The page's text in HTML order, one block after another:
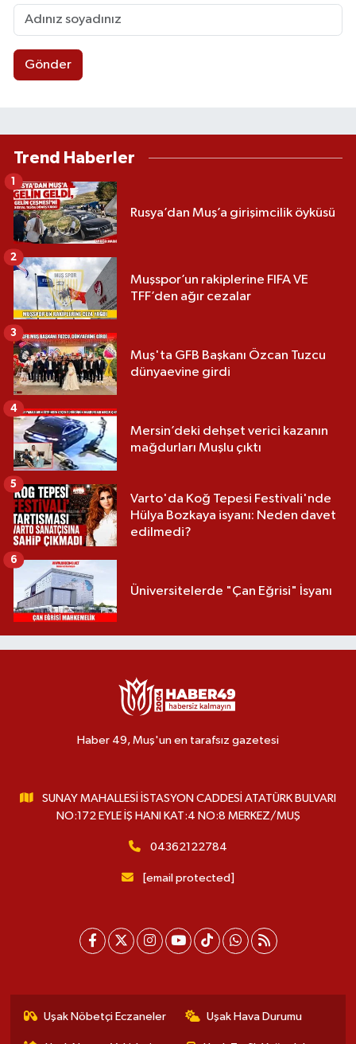
Gönder
Trend Haberler
Rusya’dan Muş’a girişimcilik öyküsü
1
Muşspor’un rakiplerine FIFA VE
TFF’den ağır cezalar
2
Muş'ta GFB Başkanı Özcan Tuzcu
dünyaevine girdi
3
Mersin’deki dehşet verici kazanın
mağdurları Muşlu çıktı
4
Varto'da Koğ Tepesi Festivali'nde
Hülya Bozkaya isyanı: Neden davet
edilmedi?
5
Üniversitelerde "Çan Eğrisi" İsyanı
6
Haber 49, Muş'un en tarafsız gazetesi
SUNAY MAHALLESİ İSTASYON CADDESİ ATATÜRK BULVARI
NO:172 EYLE İŞ HANI KAT:4 NO:8 MERKEZ/MUŞ
04362122784
[email protected]
Uşak Nöbetçi Eczaneler Uşak Hava Durumu